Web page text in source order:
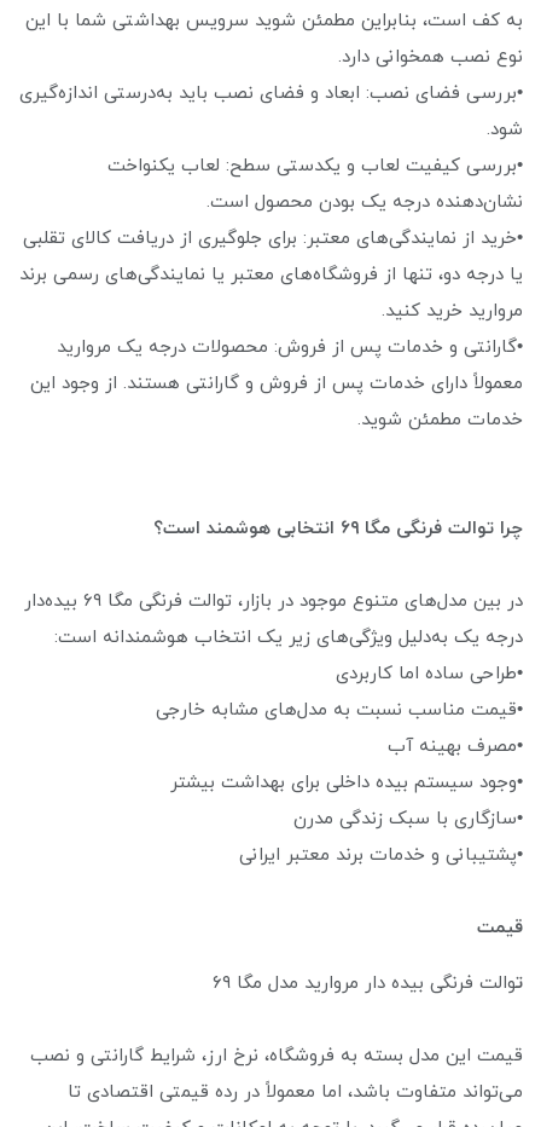
به کف است، بنابراین مطمئن شوید سرویس بهداشتی شما با این
نوع نصب همخوانی دارد.
•بررسی فضای نصب: ابعاد و فضای نصب باید به‌درستی اندازه‌گیری
شود.
•بررسی کیفیت لعاب و یکدستی سطح: لعاب یکنواخت
نشان‌دهنده درجه یک بودن محصول است.
•خرید از نمایندگی‌های معتبر: برای جلوگیری از دریافت کالای تقلبی
یا درجه دو، تنها از فروشگاه‌های معتبر یا نمایندگی‌های رسمی برند
مروارید خرید کنید.
•گارانتی و خدمات پس از فروش: محصولات درجه یک مروارید
معمولاً دارای خدمات پس از فروش و گارانتی هستند. از وجود این
خدمات مطمئن شوید.
چرا توالت فرنگی مگا ۶۹ انتخابی هوشمند است؟
در بین مدل‌های متنوع موجود در بازار، توالت فرنگی مگا ۶۹ بیده‌دار
درجه یک به‌دلیل ویژگی‌های زیر یک انتخاب هوشمندانه است:
•طراحی ساده اما کاربردی
•قیمت مناسب نسبت به مدل‌های مشابه خارجی
•مصرف بهینه آب
•وجود سیستم بیده داخلی برای بهداشت بیشتر
•سازگاری با سبک زندگی مدرن
•پشتیبانی و خدمات برند معتبر ایرانی
قیمت
توالت فرنگی بیده دار مروارید مدل مگا ۶۹
قیمت این مدل بسته به فروشگاه، نرخ ارز، شرایط گارانتی و نصب
می‌تواند متفاوت باشد، اما معمولاً در رده قیمتی اقتصادی تا